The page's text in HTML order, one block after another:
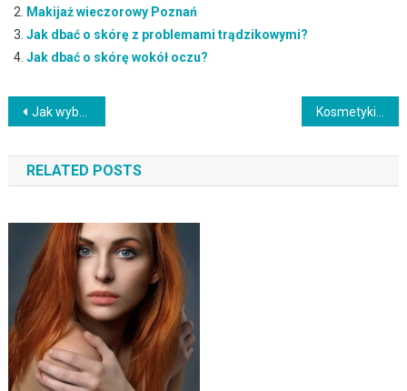
Makijaż wieczorowy Poznań
Jak dbać o skórę z problemami trądzikowymi?
Jak dbać o skórę wokół oczu?
Nawigacja
wpisu
Jak wybrać idealną stylizację paznokci na ślub? Praktyczny przewodnik po hybrydzie na ślub
RELATED POSTS